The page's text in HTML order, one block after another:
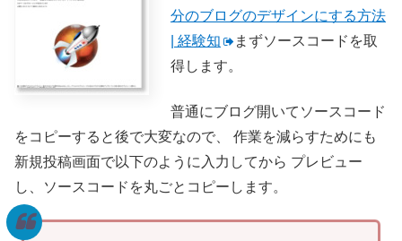
分のブログのデザインにする方法
| 経験知
まずソースコードを取
得します。
普通にブログ開いてソースコード
をコピーすると後で大変なので、
作業を減らすためにも
新規投稿画面で以下のように入力してから プレビュー
し、ソースコードを丸ごとコピーします。